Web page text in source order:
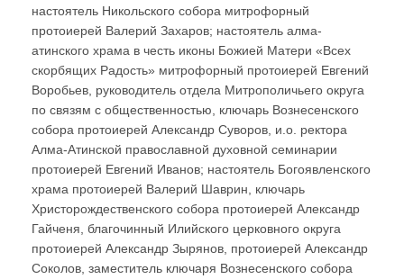
настоятель Никольского собора митрофорный
протоиерей Валерий Захаров; настоятель алма-
атинского храма в честь иконы Божией Матери «Всех
скорбящих Радость» митрофорный протоиерей Евгений
Воробьев, руководитель отдела Митрополичьего округа
по связям с общественностью, ключарь Вознесенского
собора протоиерей Александр Суворов, и.о. ректора
Алма-Атинской православной духовной семинарии
протоиерей Евгений Иванов; настоятель Богоявленского
храма протоиерей Валерий Шаврин, ключарь
Христорождественского собора протоиерей Александр
Гайченя, благочинный Илийского церковного округа
протоиерей Александр Зырянов, протоиерей Александр
Соколов, заместитель ключаря Вознесенского собора